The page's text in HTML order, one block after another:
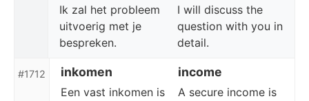
Ik zal het probleem
uitvoerig met je
bespreken.
I will discuss the
question with you in
detail.
#1712 inkomen income
Een vast inkomen is
A secure income is